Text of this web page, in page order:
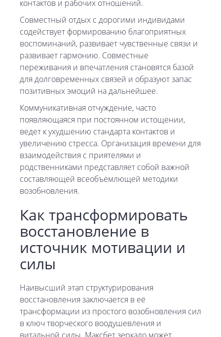
контактов и рабочих отношений.
Совместный отдых с дорогими индивидами
содействует формированию благоприятных
воспоминаний, развивает чувственные связи и
развивает гармонию. Совместные
переживания и впечатления становятся базой
для долговременных связей и образуют запас
позитивных эмоций на дальнейшее.
Коммуникативная отчуждение, часто
появляющаяся при постоянном истощении,
ведет к ухудшению стандарта контактов и
увеличению стресса. Организация времени для
взаимодействия с приятелями и
родственниками представляет собой важной
составляющей всеобъемлющей методики
возобновления.
Как трансформировать
восстановление в
источник мотивации и
силы
Наивысший этап структурирования
восстановления заключается в её
трансформации из простого возобновления сил
в ключ творческого воодушевления и